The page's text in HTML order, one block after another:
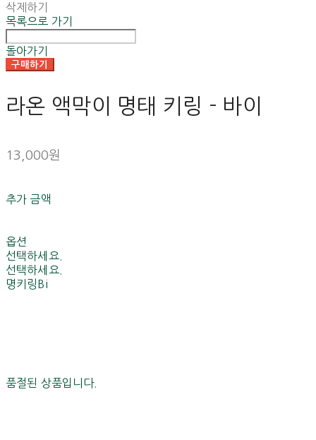
삭제하기
목록으로 가기
돌아가기
구매하기
라온 액막이 명태 키링 - 바이
13,000원
추가 금액
옵션
선택하세요.
선택하세요.
명키링Bi
품절된 상품입니다.